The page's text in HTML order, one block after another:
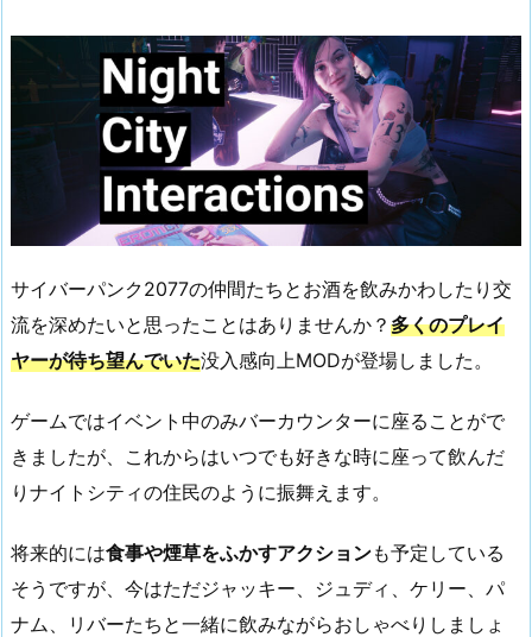
サイバーパンク2077の仲間たちとお酒を飲みかわしたり交
流を深めたいと思ったことはありませんか？ 多くのプレイ
ヤーが待ち望んでいた没入感向上MODが登場しました。
ゲームではイベント中のみバーカウンターに座ることがで
きましたが、これからはいつでも好きな時に座って飲んだ
りナイトシティの住民のように振舞えます。
将来的には食事や煙草をふかすアクションも予定している
そうですが、今はただジャッキー、ジュディ、ケリー、パ
ナム、リバーたちと一緒に飲みながらおしゃべりしましょ